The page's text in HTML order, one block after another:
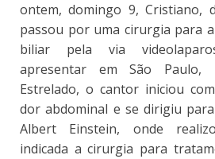
ontem, domingo 9, Cristiano,
passou por uma cirurgia para
biliar pela via
apresentar em São Paulo,
Estrelado, o cantor iniciou
dor abdominal e se dirigiu
Albert Einstein, onde
indicada a cirurgia para